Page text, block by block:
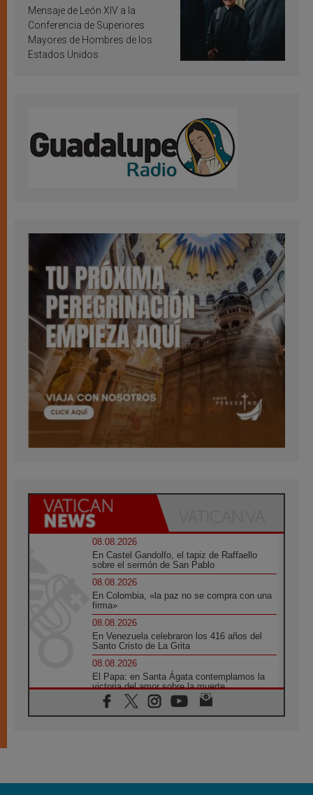
inspiración y santificación
Mensaje de León XIV a la
Conferencia de Superiores
Mayores de Hombres de los
Estados Unidos
08.08.2026
En Castel Gandolfo, el tapiz de Raffaello
sobre el sermón de San Pablo
08.08.2026
En Colombia, «la paz no se compra con una
firma»
08.08.2026
En Venezuela celebraron los 416 años del
Santo Cristo de La Grita
08.08.2026
El Papa: en Santa Ágata contemplamos la
victoria del amor sobre la muerte
08.08.2026
León XIV visitará el Santuario de la Madre
07.08.2026